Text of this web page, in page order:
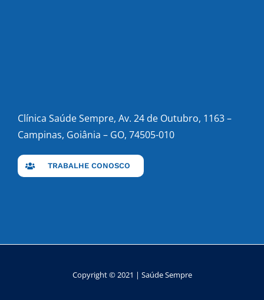
Clínica Saúde Sempre, Av. 24 de Outubro, 1163 –
Campinas, Goiânia – GO, 74505-010
TRABALHE CONOSCO
Copyright © 2021 | Saúde Sempre